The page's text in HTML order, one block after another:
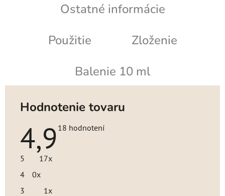
Ostatné informácie
Použitie
Zloženie
Balenie 10 ml
Hodnotenie tovaru
4,9 Priemerné
18 hodnotení
5
17x
4
0x
3
1x